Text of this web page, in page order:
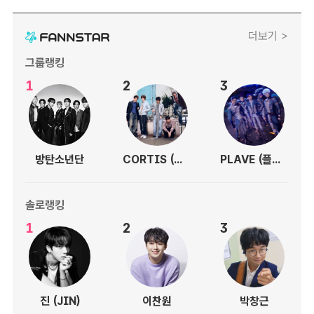
더보기 >
그룹랭킹
1
방탄소년단
2
CORTIS (코르티스)
3
PLAVE (플레이브)
솔로랭킹
1
진 (JIN)
2
이찬원
3
박창근